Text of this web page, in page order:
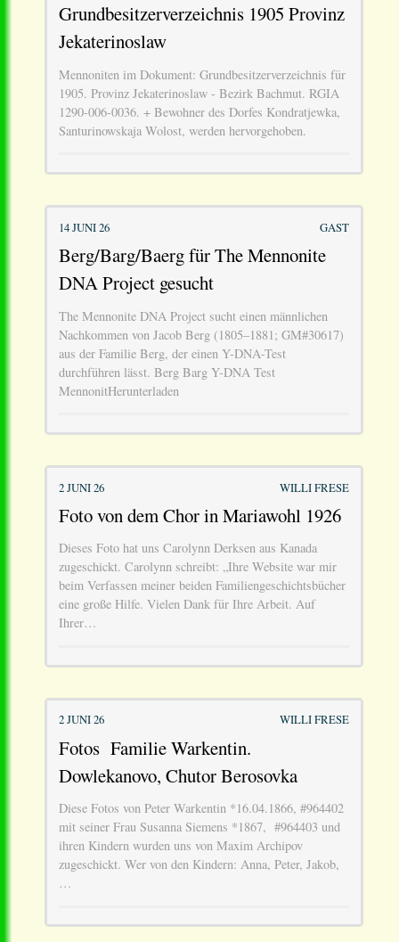
Grundbesitzerverzeichnis 1905 Provinz
Jekaterinoslaw
Mennoniten im Dokument: Grundbesitzerverzeichnis für
1905. Provinz Jekaterinoslaw - Bezirk Bachmut. RGIA
1290-006-0036. + Bewohner des Dorfes Kondratjewka,
Santurinowskaja Wolost, werden hervorgehoben.
14 JUNI 26 GAST
Berg/Barg/Baerg für The Mennonite
DNA Project gesucht
The Mennonite DNA Project sucht einen männlichen
Nachkommen von Jacob Berg (1805–1881; GM#30617)
aus der Familie Berg, der einen Y-DNA-Test
durchführen lässt. Berg Barg Y-DNA Test
MennonitHerunterladen
2 JUNI 26 WILLI FRESE
Foto von dem Chor in Mariawohl 1926
Dieses Foto hat uns Carolynn Derksen aus Kanada
zugeschickt. Carolynn schreibt: „Ihre Website war mir
beim Verfassen meiner beiden Familiengeschichtsbücher
eine große Hilfe. Vielen Dank für Ihre Arbeit. Auf
Ihrer…
2 JUNI 26 WILLI FRESE
Fotos Familie Warkentin.
Dowlekanovo, Chutor Berosovka
Diese Fotos von Peter Warkentin *16.04.1866, #964402
mit seiner Frau Susanna Siemens *1867, #964403 und
ihren Kindern wurden uns von Maxim Archipov
zugeschickt. Wer von den Kindern: Anna, Peter, Jakob,
…